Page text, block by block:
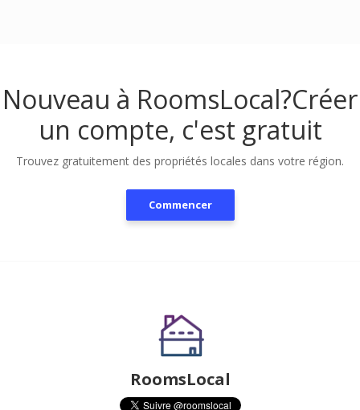
Nouveau à RoomsLocal?Créer
un compte, c'est gratuit
Trouvez gratuitement des propriétés locales dans votre région.
Commencer
RoomsLocal